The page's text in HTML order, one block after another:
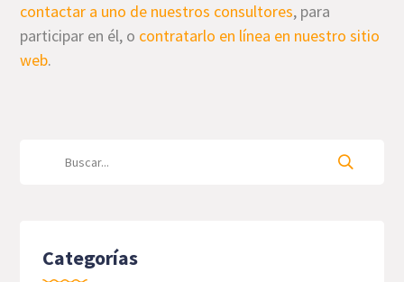
contactar a uno de nuestros consultores, para
participar en él, o contratarlo en línea en nuestro sitio
web.
Categorías